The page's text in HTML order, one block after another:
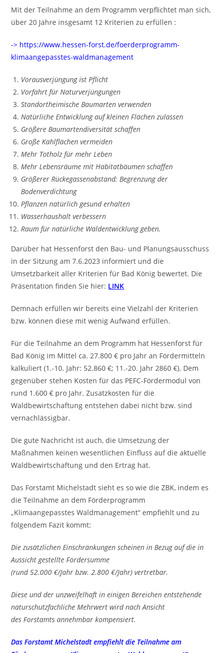
Mit der Teilnahme an dem Programm verpflichtet man sich,
über 20 Jahre insgesamt 12 Kriterien zu erfüllen :
-> https://www.hessen-forst.de/foerderprogramm-
klimaangepasstes-waldmanagement
Vorausverjüngung ist Pflicht
Vorfahrt für Naturverjüngungen
Standortheimische Baumarten verwenden
Natürliche Entwicklung auf kleinen Flächen zulassen
Größere Baumartendiversität schaffen
Große Kahlflächen vermeiden
Mehr Totholz für mehr Leben
Mehr Lebensräume mit Habitatbäumen schaffen
Größerer Rückegassenabstand: Begrenzung der
Bodenverdichtung
Pflanzen natürlich gesund erhalten
Wasserhaushalt verbessern
Raum für natürliche Waldentwicklung geben.
Darüber hat Hessenforst den Bau- und Planungsausschuss
in der Sitzung am 7.6.2023 informiert und die
Umsetzbarkeit aller Kriterien für Bad König bewertet. Die
Präsentation finden Sie hier: LINK
Demnach erfüllen wir bereits eine Vielzahl der Kriterien
bzw. können diese mit wenig Aufwand erfüllen.
Für die Teilnahme an dem Programm hat Hessenforst für
Bad König im Mittel ca. 27.800 € pro Jahr an Fördermitteln
kalkuliert (1.-10. Jahr: 52.860 €; 11.-20. Jahr 2860 €). Dem
gegenüber stehen Kosten für das PEFC-Fördermodul von
rund 1.600 € pro Jahr. Zusatzkosten für die
Waldbewirtschaftung entstehen dabei nicht bzw. sind
vernachlässigbar.
Die gute Nachricht ist auch, die Umsetzung der
Maßnahmen keinen wesentlichen Einfluss auf die aktuelle
Waldbewirtschaftung und den Ertrag hat.
Das Forstamt Michelstadt sieht es so wie die ZBK, indem es
die Teilnahme an dem Förderprogramm
„Klimaangepasstes Waldmanagement“ empfiehlt und zu
folgendem Fazit kommt:
Die zusätzlichen Einschränkungen scheinen in Bezug auf die in
Aussicht gestellte Fördersumme
(rund 52.000 €/Jahr bzw. 2.800 €/Jahr) vertretbar.
Diese und der unzweifelhaft in einigen Bereichen entstehende
naturschutzfachliche Mehrwert wird nach Ansicht
des Forstamts annehmbar kompensiert.
Das Forstamt Michelstadt empfiehlt die Teilnahme am